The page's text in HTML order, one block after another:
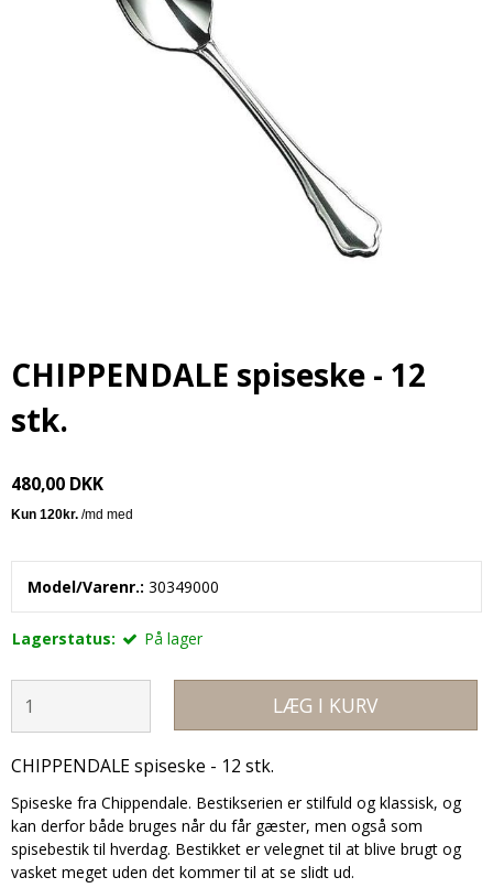
CHIPPENDALE spiseske - 12
stk.
480,00 DKK
Model/Varenr.: 30349000
Lagerstatus: På lager
LÆG I KURV
CHIPPENDALE spiseske - 12 stk.
Spiseske fra Chippendale. Bestikserien er stilfuld og klassisk, og
kan derfor både bruges når du får gæster, men også som
spisebestik til hverdag. Bestikket er velegnet til at blive brugt og
vasket meget uden det kommer til at se slidt ud.